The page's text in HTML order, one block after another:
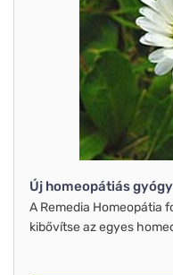
Új homeopátiás
A Remedia Homeopátia
kibővítse az egyes